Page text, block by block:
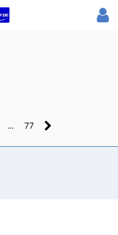
… 77